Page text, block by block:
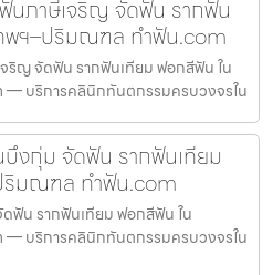
นภาษีเจริญ จัดฟัน รากฟัน
พฯ–ปริมณฑล ทำฟัน.com
ริญ จัดฟัน รากฟันเทียม ฟอกสีฟัน ใน
บริการคลินิกทันตกรรมครบวงจรใน
งกุ่ม จัดฟัน รากฟันเทียม
ริมณฑล ทำฟัน.com
ฟัน รากฟันเทียม ฟอกสีฟัน ใน
บริการคลินิกทันตกรรมครบวงจรใน